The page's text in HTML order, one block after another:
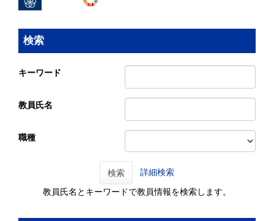
検索
キーワード
教員氏名
職種
検索 詳細検索
教員氏名とキーワードで教員情報を検索します。